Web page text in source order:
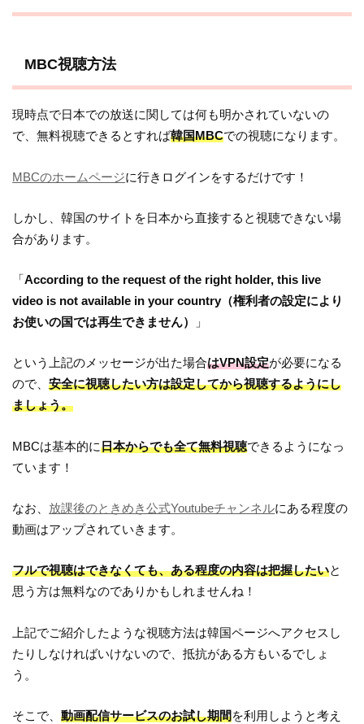
MBC視聴方法
現時点で日本での放送に関しては何も明かされていないの
で、無料視聴できるとすれば韓国MBCでの視聴になります。
MBCのホームページに行きログインをするだけです！
しかし、韓国のサイトを日本から直接すると視聴できない場
合があります。
「According to the request of the right holder, this live
video is not available in your country（権利者の設定により
お使いの国では再生できません）
」
という上記のメッセージが出た場合はVPN設定が必要になる
ので、安全に視聴したい方は設定してから視聴するようにし
ましょう。
MBCは基本的に日本からでも全て無料視聴できるようになっ
ています！
なお、 放課後のときめき公式Youtubeチャンネルにある程度の
動画はアップされていきます。
フルで視聴はできなくても、ある程度の内容は把握したいと
思う方は無料なのでありかもしれませんね！
上記でご紹介したような視聴方法は韓国ページへアクセスし
たりしなければいけないので、抵抗がある方もいるでしょ
う。
そこで、動画配信サービスのお試し期間を利用しようと考え